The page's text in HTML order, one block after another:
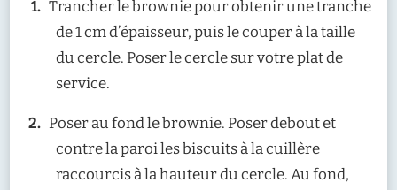
Trancher le brownie pour obtenir une tranche
de 1 cm d’épaisseur, puis le couper à la taille
du cercle. Poser le cercle sur votre plat de
service.
Poser au fond le brownie. Poser debout et
contre la paroi les biscuits à la cuillère
raccourcis à la hauteur du cercle. Au fond,